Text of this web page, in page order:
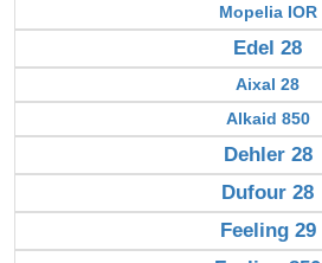
Mopelia IOR
Edel 28
Aixal 28
Alkaid 850
Dehler 28
Dufour 28
Feeling 29